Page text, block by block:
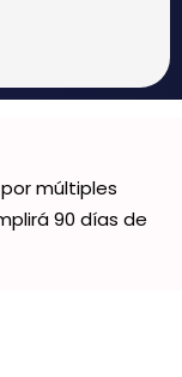
múltiples
90 días de